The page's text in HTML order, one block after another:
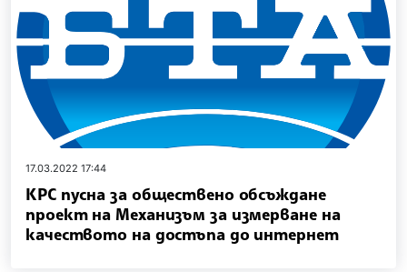
17.03.2022 17:44
КРС пусна за обществено обсъждане
проект на Механизъм за измерване на
качеството на достъпа до интернет